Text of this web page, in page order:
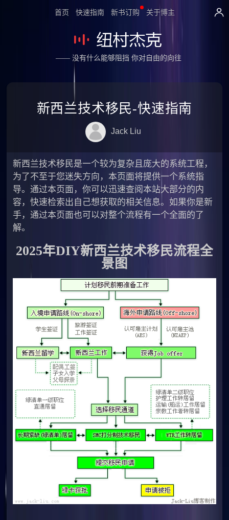
首页 快速指南 新书订购 关于博主
—— 没有什么能够阻挡 你对自由的向往
新西兰技术移民-快速指南
Jack Liu
新西兰技术移民是一个较为复杂且庞大的系统工程，
为了不至于您迷失方向，本页面将提供一个系统指
导。通过本页面，你可以迅速查阅本站大部分的内
容，快速检索出自己想获取的相关信息。如果你是新
手，通过本页面也可以对整个流程有一个全面的了
解。
2025年DIY新西兰技术移民流程全
景图